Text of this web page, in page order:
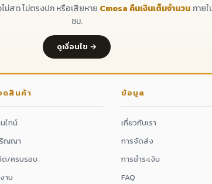
ม่สด ไม่ตรงปก หรือเสียหาย Cmosa คืนเงินเต็มจำนวนภาย
ชม.
ดูเงื่อนไข →
ดสินค้า
ไทน์
ญญา
ด/ครบรอบ
าน
ข้อมูล
เกี่ยวกับเรา
การจัดส่ง
การชำระเงิน
FAQ